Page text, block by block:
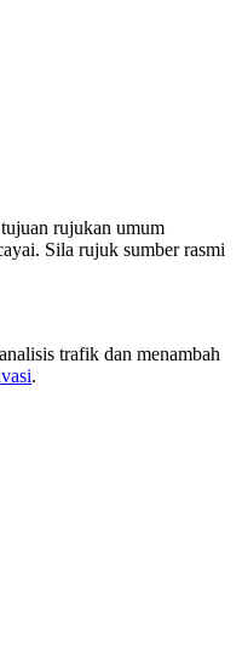
rujukan umum
Sila rujuk sumber rasmi
trafik dan menambah
.